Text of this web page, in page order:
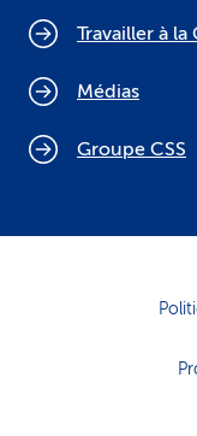
Travailler à la
Médias
Groupe CSS